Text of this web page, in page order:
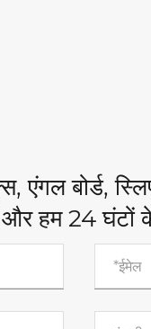
एंगल बोर्ड,
हम 24 घंटों